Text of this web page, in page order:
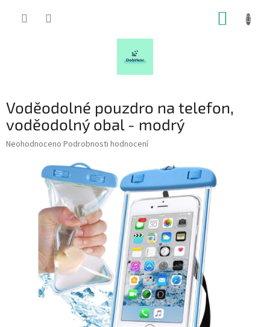
Voděodolné pouzdro na telefon,
voděodolný obal - modrý
Průměrné
Neohodnoceno Podrobnosti hodnocení